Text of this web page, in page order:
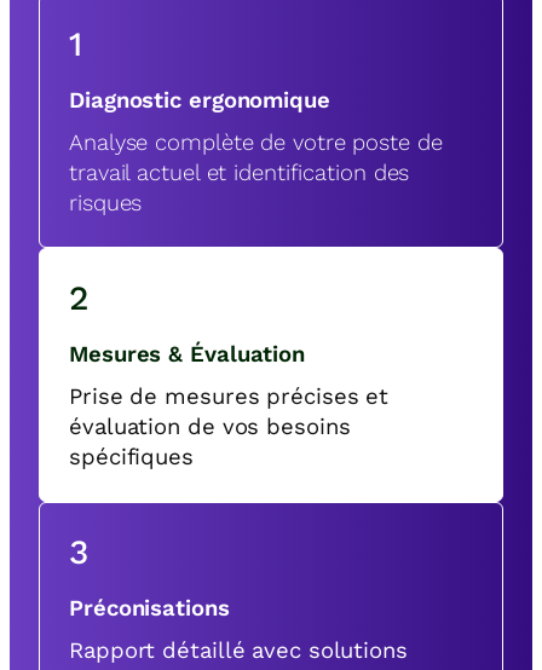
1
Diagnostic ergonomique
Analyse complète de votre poste de
travail actuel et identification des
risques
2
Mesures & Évaluation
Prise de mesures précises et
évaluation de vos besoins
spécifiques
3
Préconisations
Rapport détaillé avec solutions